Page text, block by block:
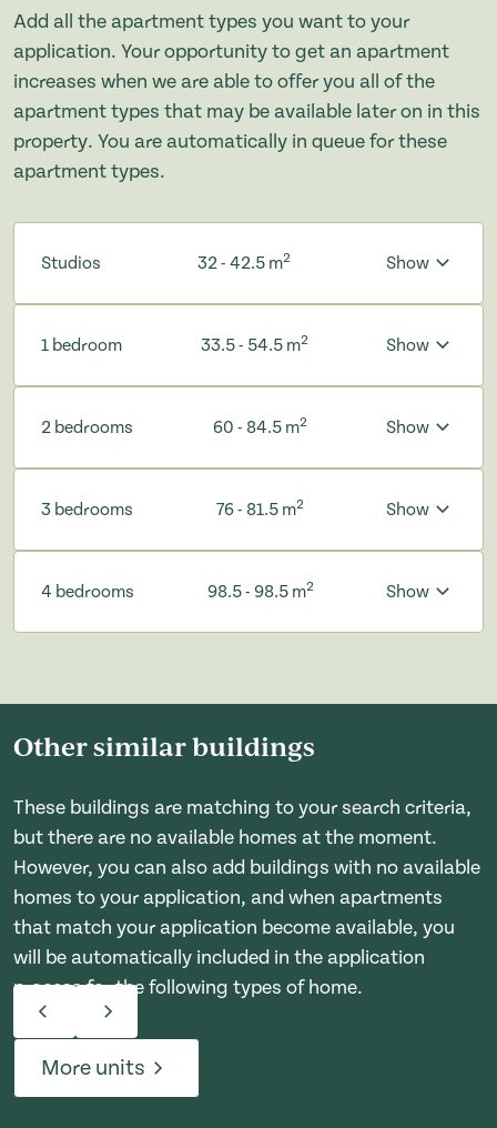
Add all the apartment types you want to your
application. Your opportunity to get an apartment
increases when we are able to offer you all of the
apartment types that may be available later on in this
property. You are automatically in queue for these
apartment types.
Studios 32 - 42.5 m2 Show
1 bedroom 33.5 - 54.5 m2 Show
2 bedrooms 60 - 84.5 m2 Show
3 bedrooms 76 - 81.5 m2 Show
4 bedrooms 98.5 - 98.5 m2 Show
Other similar buildings
These buildings are matching to your search criteria,
but there are no available homes at the moment.
However, you can also add buildings with no available
homes to your application, and when apartments
that match your application become available, you
will be automatically included in the application
process for the following types of home.
More units